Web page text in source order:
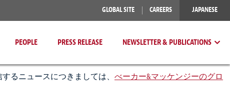
GLOBAL SITE CAREERS JAPANESE
PEOPLE PRESS RELEASE NEWSLETTER & PUBLICATIONS
るニュースにつきましては、 べーカー&マッケンジーのグロ